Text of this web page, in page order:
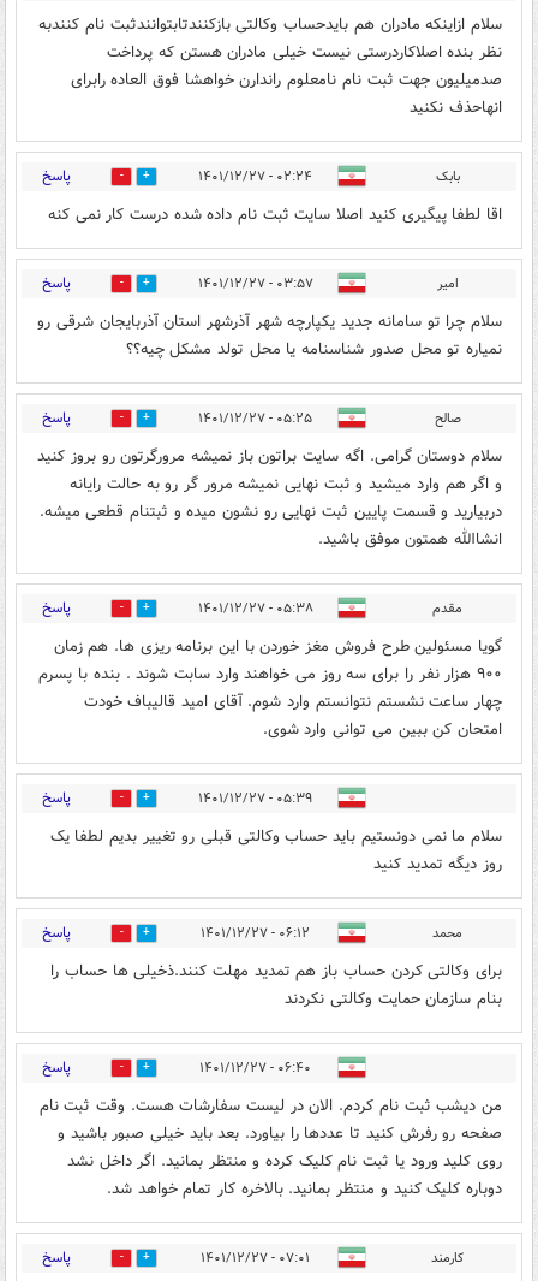
سلام ازاینکه مادران هم بایدحساب وکالتی بازکنندتابتوانندثبت نام کنندبه
نظر بنده اصلاکاردرستی نیست خیلی مادران هستن که پرداخت
صدمیلیون جهت ثبت نام نامعلوم راندارن خواهشا فوق العاده رابرای
انهاحذف نکنید
بابک ۰۲:۲۴ - ۱۴۰۱/۱۲/۲۷ 0 پاسخ
اقا لطفا پیگیری کنید اصلا سایت ثبت نام داده شده درست کار نمی کنه
امیر ۰۳:۵۷ - ۱۴۰۱/۱۲/۲۷ 0 پاسخ
سلام چرا تو سامانه جدید یکپارچه شهر آذرشهر استان آذربایجان شرقی رو
نمیاره تو محل صدور شناسنامه یا محل تولد مشکل چیه؟؟
صالح ۰۵:۲۵ - ۱۴۰۱/۱۲/۲۷ 0 پاسخ
سلام دوستان گرامی. اگه سایت براتون باز نمیشه مرورگرتون رو بروز کنید
و اگر هم وارد میشید و ثبت نهایی نمیشه مرور گر رو به حالت رایانه
دربیارید و قسمت پایین ثبت نهایی رو نشون میده و ثبتنام قطعی میشه.
انشاالله همتون موفق باشید.
مقدم ۰۵:۳۸ - ۱۴۰۱/۱۲/۲۷ 0 پاسخ
گویا مسئولین طرح فروش مغز خوردن با این برنامه ریزی ها. هم زمان
۹۰۰ هزار نفر را برای سه روز می خواهند وارد سابت شوند . بنده با پسرم
چهار ساعت نشستم نتوانستم وارد شوم. آقای امید قالیباف خودت
امتحان کن ببین می توانی وارد شوی.
۰۵:۳۹ - ۱۴۰۱/۱۲/۲۷ 0 پاسخ
سلام ما نمی دونستیم باید حساب وکالتی قبلی رو تغییر بدیم لطفا یک
روز دیگه تمدید کنید
محمد ۰۶:۱۲ - ۱۴۰۱/۱۲/۲۷ 0 پاسخ
برای وکالتی کردن حساب باز هم تمدید مهلت کنند.ذخیلی ها حساب را
بنام سازمان حمایت وکالتی نکردند
۰۶:۴۰ - ۱۴۰۱/۱۲/۲۷ 0 پاسخ
من دیشب ثبت نام کردم. الان در لیست سفارشات هست. وقت ثبت نام
صفحه رو رفرش کنید تا عددها را بیاورد. بعد باید خیلی صبور باشید و
روی کلید ورود یا ثبت نام کلیک کرده و منتظر بمانید. اگر داخل نشد
دوباره کلیک کنید و منتظر بمانید. بالاخره کار تمام خواهد شد.
کارمند ۰۷:۰۱ - ۱۴۰۱/۱۲/۲۷ 0 پاسخ